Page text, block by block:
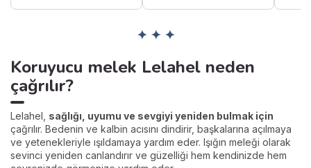
✦ ✦ ✦
Koruyucu melek Lelahel neden
çağrılır?
Lelahel, sağlığı, uyumu ve sevgiyi yeniden bulmak için
çağrılır. Bedenin ve kalbin acısını dindirir, başkalarına açılmaya
ve yetenekleriyle ışıldamaya yardım eder. Işığın meleği olarak
sevinci yeniden canlandırır ve güzelliği hem kendinizde hem